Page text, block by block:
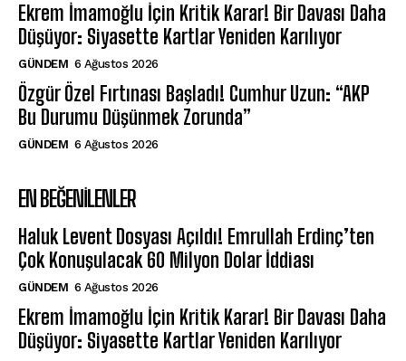
Ekrem İmamoğlu İçin Kritik Karar! Bir Davası Daha
Düşüyor: Siyasette Kartlar Yeniden Karılıyor
GÜNDEM 6 Ağustos 2026
Özgür Özel Fırtınası Başladı! Cumhur Uzun: “AKP
Bu Durumu Düşünmek Zorunda”
GÜNDEM 6 Ağustos 2026
EN BEĞENILENLER
Haluk Levent Dosyası Açıldı! Emrullah Erdinç’ten
Çok Konuşulacak 60 Milyon Dolar İddiası
GÜNDEM 6 Ağustos 2026
Ekrem İmamoğlu İçin Kritik Karar! Bir Davası Daha
Düşüyor: Siyasette Kartlar Yeniden Karılıyor